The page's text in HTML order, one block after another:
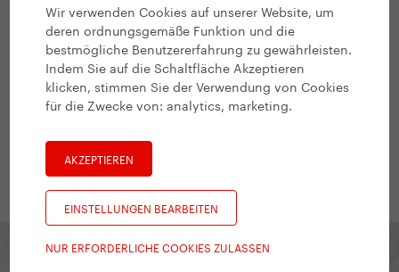
Wir verwenden Cookies auf unserer Website, um
deren ordnungsgemäße Funktion und die
bestmögliche Benutzererfahrung zu gewährleisten.
Indem Sie auf die Schaltfläche Akzeptieren
klicken, stimmen Sie der Verwendung von Cookies
für die Zwecke von:analytics, marketing.
AKZEPTIEREN
EINSTELLUNGEN BEARBEITEN
NUR ERFORDERLICHE COOKIES ZULASSEN
Kateřina Fryčová
#Marketing